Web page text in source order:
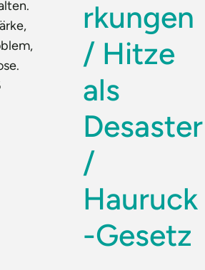
rkungen
/ Hitze
als
Desaster
/
Hauruck
-Gesetz